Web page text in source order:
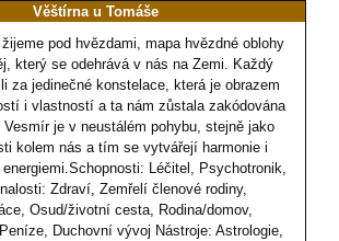
Věštírna u Tomáše
pod hvězdami, mapa hvězdné oblohy
který se odehrává v nás na Zemi. Každý
za jedinečné konstelace, která je obrazem
i vlastností a ta nám zůstala zakódována
je v neustálém pohybu, stejně jako
kolem nás a tím se vytvářejí harmonie i
Léčitel, Psychotronik,
Zdraví, Zemřelí členové rodiny,
Osud/životní cesta, Rodina/domov,
Duchovní vývoj Nástroje: Astrologie,